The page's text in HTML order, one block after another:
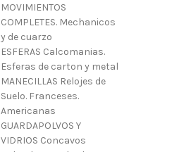
MOVIMIENTOS
COMPLETES. Mechanicos
y de cuarzo
ESFERAS Calcomanias.
Esferas de carton y metal
MANECILLAS Relojes de
Suelo. Franceses.
Americanas
GUARDAPOLVOS Y
VIDRIOS Concavos